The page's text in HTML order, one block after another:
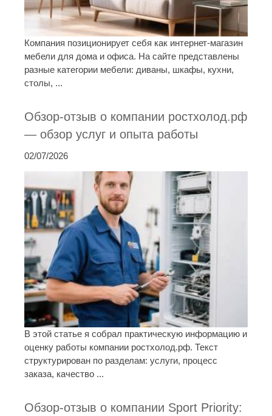
Компания позиционирует себя как интернет-магазин
мебели для дома и офиса. На сайте представлены
разные категории мебели: диваны, шкафы, кухни,
столы, ...
Обзор-отзыв о компании ростхолод.рф
— обзор услуг и опыта работы
02/07/2026
В этой статье я собрал практическую информацию и
оценку работы компании ростхолод.рф. Текст
структурирован по разделам: услуги, процесс
заказа, качество ...
Обзор-отзыв о компании Sport Priority: